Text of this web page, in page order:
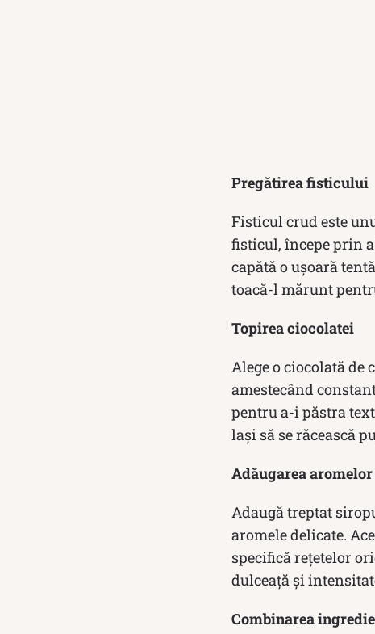
Pregătirea fisticului
Fisticul crud este
fisticul, începe prin
capătă o ușoară
toacă-l mărunt
Topirea ciocolatei
Alege o ciocolată
amestecând
pentru a-i păstra
lași să se răcească
Adăugarea
Adaugă treptat
aromele delicate.
specifică rețetelor
dulceață și
Combinarea